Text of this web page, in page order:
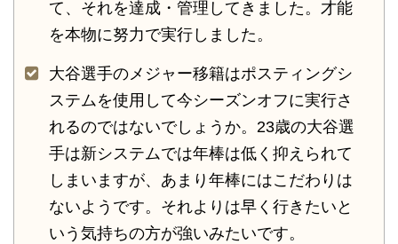
て、それを達成・管理してきました。才能
を本物に努力で実行しました。
大谷選手のメジャー移籍はポスティングシ
ステムを使用して今シーズンオフに実行さ
れるのではないでしょうか。23歳の大谷選
手は新システムでは年棒は低く抑えられて
しまいますが、あまり年棒にはこだわりは
ないようです。それよりは早く行きたいと
いう気持ちの方が強いみたいです。